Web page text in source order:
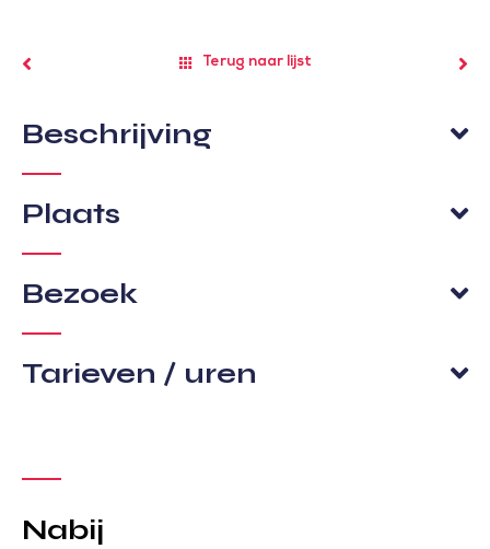
Terug naar lijst
Beschrijving
Plaats
Bezoek
Tarieven / uren
Nabij